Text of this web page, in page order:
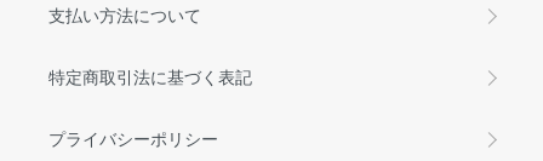
支払い方法について
特定商取引法に基づく表記
プライバシーポリシー